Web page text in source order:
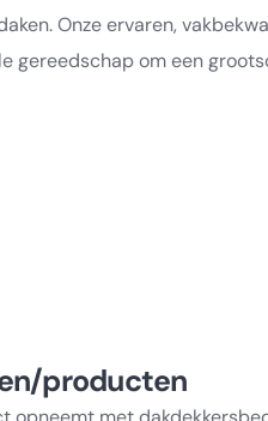
Onze ervaren,
gereedschap om een
producten